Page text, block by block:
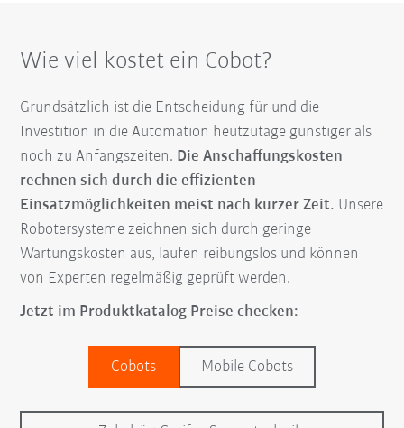
Wie viel kostet ein Cobot?
Grundsätzlich ist die Entscheidung für und die
Investition in die Automation heutzutage günstiger als
noch zu Anfangszeiten. Die Anschaffungskosten
rechnen sich durch die effizienten
Einsatzmöglichkeiten meist nach kurzer Zeit. Unsere
Robotersysteme zeichnen sich durch geringe
Wartungskosten aus, laufen reibungslos und können
von Experten regelmäßig geprüft werden.
Jetzt im Produktkatalog Preise checken:
Cobots Mobile Cobots